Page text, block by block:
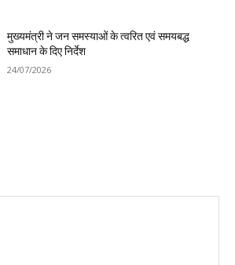
मुख्यमंत्री ने जन समस्याओं के त्वरित एवं समयबद्ध
समाधान के दिए निर्देश
24/07/2026